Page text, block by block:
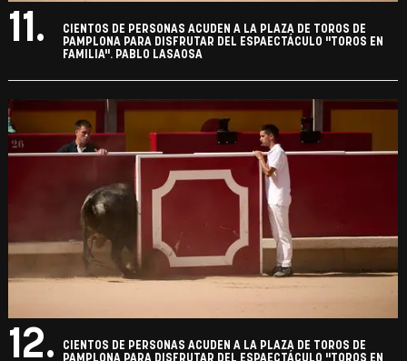
11.
CIENTOS DE PERSONAS ACUDEN A LA PLAZA DE TOROS DE
PAMPLONA PARA DISFRUTAR DEL ESPAECTÁCULO "TOROS EN
FAMILIA". PABLO LASAOSA
12.
CIENTOS DE PERSONAS ACUDEN A LA PLAZA DE TOROS DE